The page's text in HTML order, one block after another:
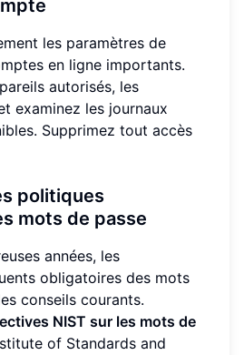
les paramètres de
en ligne importants.
autorisés, les
examinez les journaux
Supprimez tout accès
politiques
mots de passe
années, les
obligatoires des mots
conseils courants.
NIST sur les mots de
of Standards and